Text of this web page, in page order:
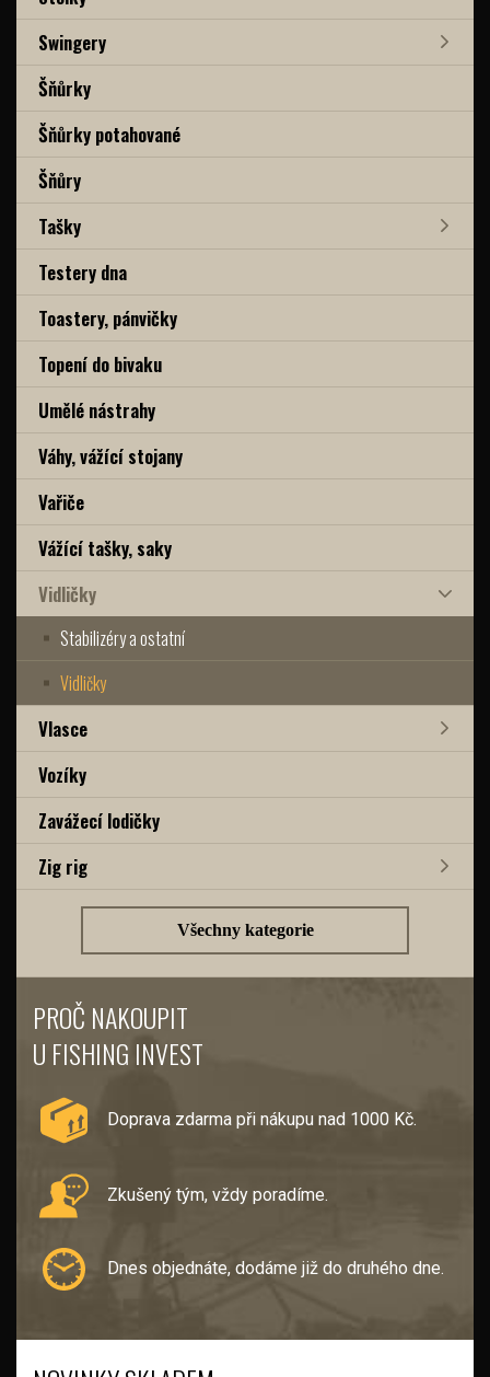
Swingery
Šňůrky
Šňůrky potahované
Šňůry
Tašky
Testery dna
Toastery, pánvičky
Topení do bivaku
Umělé nástrahy
Váhy, vážící stojany
Vařiče
Vážící tašky, saky
Vidličky
Stabilizéry a ostatní
Vidličky
Vlasce
Vozíky
Zavážecí lodičky
Zig rig
Všechny kategorie
PROČ NAKOUPIT
U FISHING INVEST
Doprava zdarma při nákupu nad 1000 Kč.
Zkušený tým, vždy poradíme.
Dnes objednáte, dodáme již do druhého dne.